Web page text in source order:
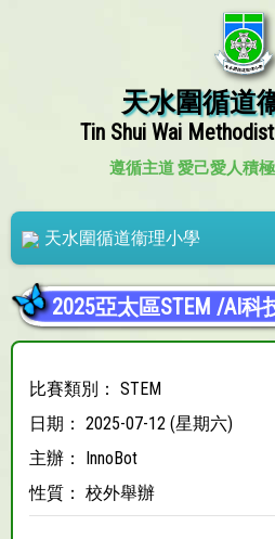
天水圍循道
Tin Shui Wai
遵循主道 愛己愛人積
天水圍循道衞理小學
2025亞太區STEM /AI
比賽類別： STEM
日期： 2025-07-12 (星期六)
主辦： InnoBot
性質： 校外舉辦